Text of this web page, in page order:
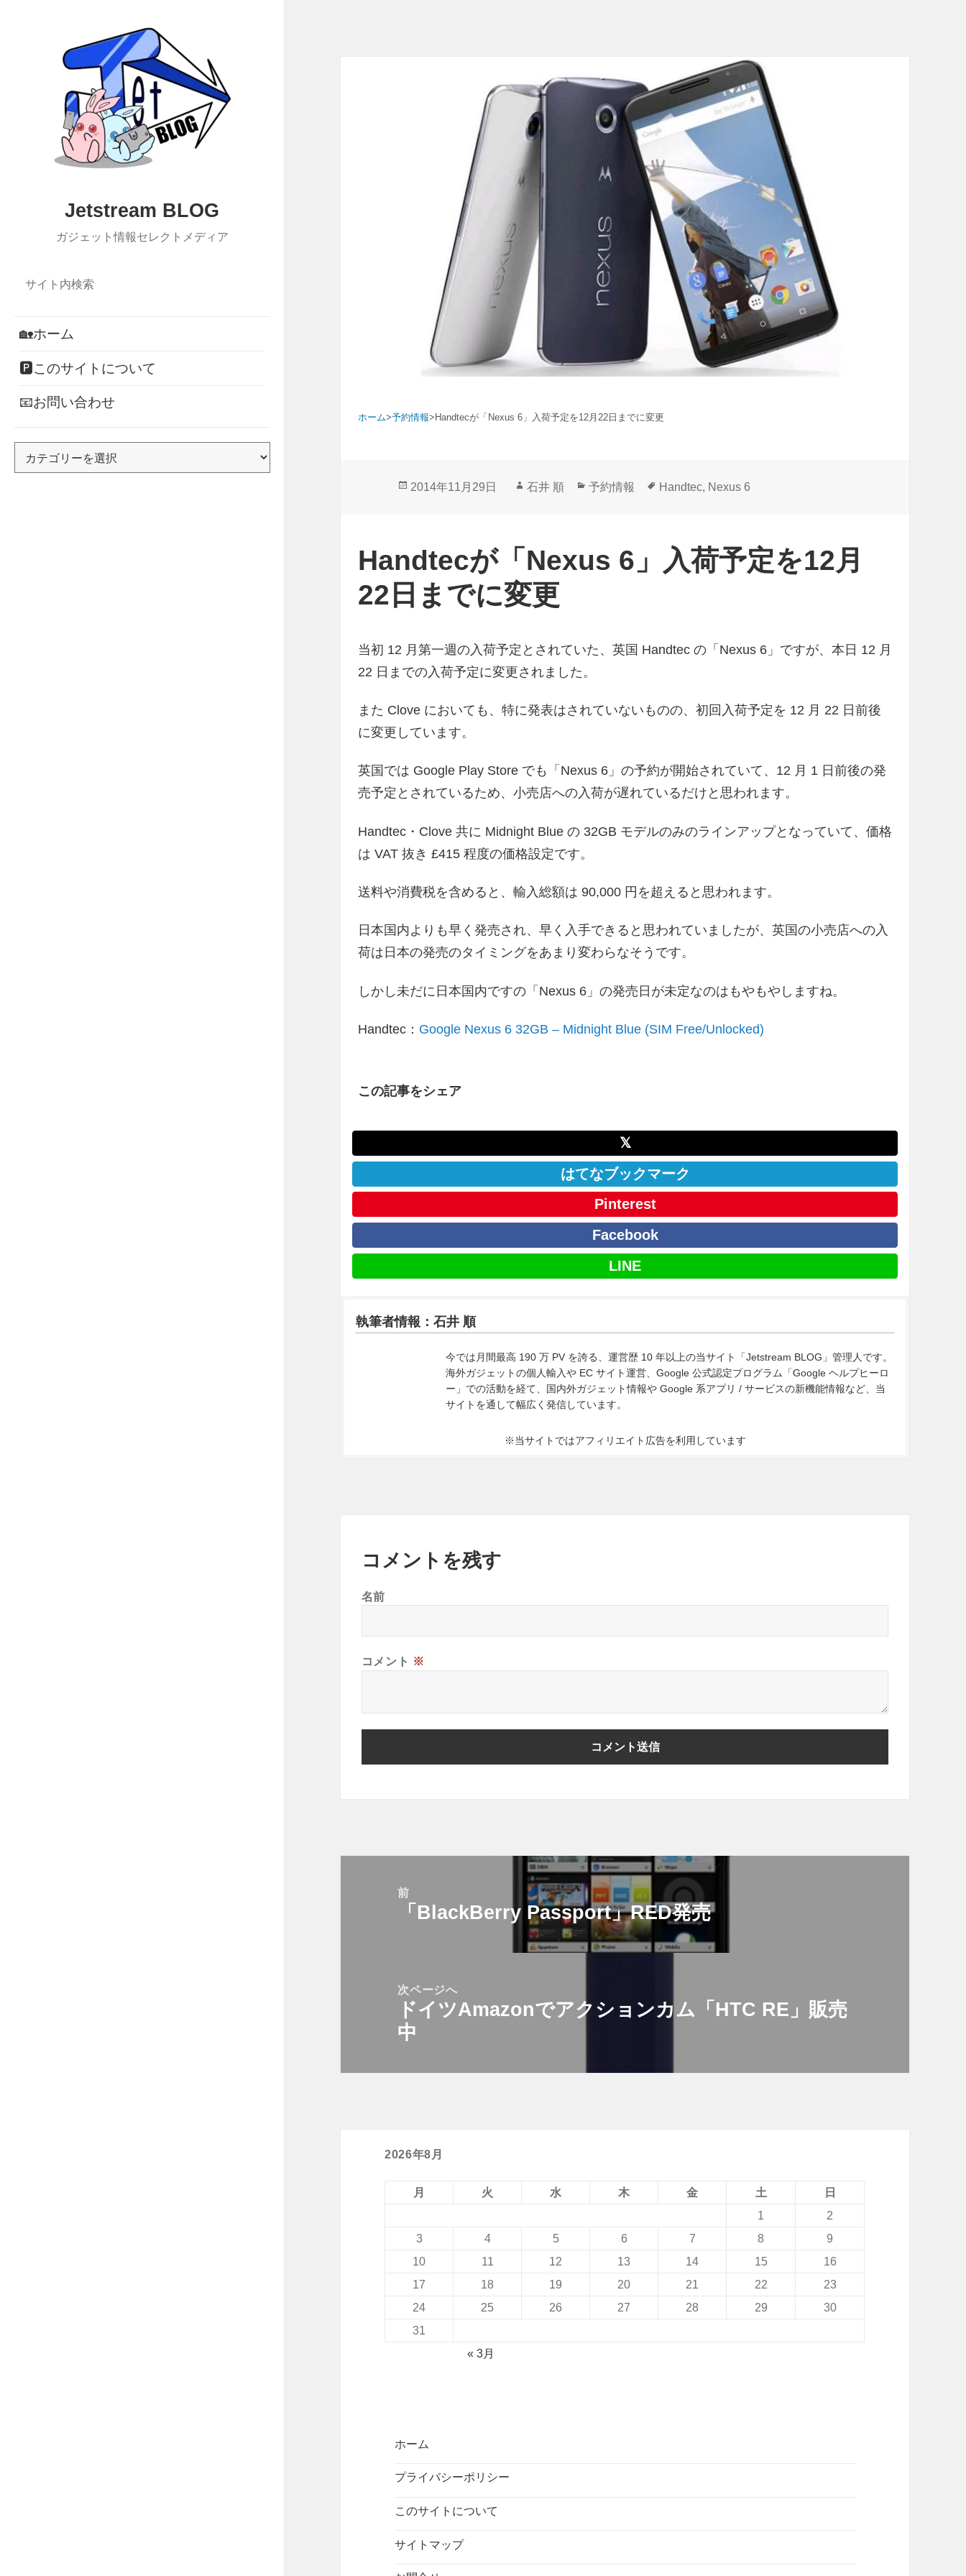
Jetstream BLOG
ガジェット情報セレクトメディア
🏡ホーム
🅿このサイトについて
📧お問い合わせ
ホーム>予約情報> Handtecが「Nexus 6」入荷予定を12月22日までに変更
投
2014年11月29日
作
石井 順
カ
ー
予約情報
タ
Handtec, Nexus 6
Handtecが「Nexus 6」入荷予定を12月
22日までに変更
当初 12 月第一週の入荷予定とされていた、英国 Handtec の「Nexus 6」ですが、本日 12 月
22 日までの入荷予定に変更されました。
また Clove においても、特に発表はされていないものの、初回入荷予定を 12 月 22 日前後
に変更しています。
英国では Google Play Store でも「Nexus 6」の予約が開始されていて、12 月 1 日前後の発
売予定とされているため、小売店への入荷が遅れているだけと思われます。
Handtec・Clove 共に Midnight Blue の 32GB モデルのみのラインアップとなっていて、価格
は VAT 抜き £415 程度の価格設定です。
送料や消費税を含めると、輸入総額は 90,000 円を超えると思われます。
日本国内よりも早く発売され、早く入手できると思われていましたが、英国の小売店への入
荷は日本の発売のタイミングをあまり変わらなそうです。
しかし未だに日本国内ですの「Nexus 6」の発売日が未定なのはもやもやしますね。
Handtec： Google Nexus 6 32GB – Midnight Blue (SIM Free/Unlocked)
この記事をシェア
𝕏
はてなブックマーク
Pinterest
Facebook
LINE
執筆者情報：石井 順
今では月間最高 190 万 PV を誇る、運営歴 10 年以上の当サイト「Jetstream BLOG」管理人です。
海外ガジェットの個人輸入や EC サイト運営、Google 公式認定プログラム「Google ヘルプヒーロ
ー」での活動を経て、国内外ガジェット情報や Google 系アプリ / サービスの新機能情報など、当
サイトを通して幅広く発信しています。
※当サイトではアフィリエイト広告を利用しています
コメントを残す
名前
コメント ※
前
前「BlackBerry Passport」RED発売
次ページへ
次
の
稿:
ドイツAmazonでアクションカム「HTC RE」販売
中
2026年8月
月 火 水 木 金 土
日
1
2
3
4 5 6 7 8
9
10
11 12 13 14 15
16
17
18 19 20 21 22
23
24
25 26 27 28 29
30
31
« 3月
ホーム
プライバシーポリシー
このサイトについて
サイトマップ